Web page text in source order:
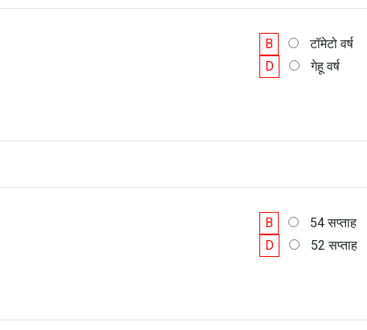
B
टॉमेटो वर्ष
D गेहू वर्ष
B
54 सप्ताह
D 52 सप्ताह